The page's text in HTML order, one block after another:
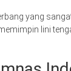
yang
lini